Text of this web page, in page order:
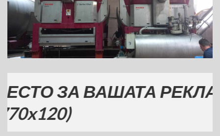
ВАШАТА РЕКЛАМА